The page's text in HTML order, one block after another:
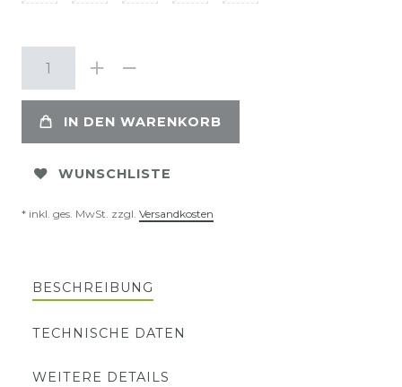
IN DEN WARENKORB
WUNSCHLISTE
* inkl. ges. MwSt. zzgl. Versandkosten
BESCHREIBUNG
TECHNISCHE DATEN
WEITERE DETAILS